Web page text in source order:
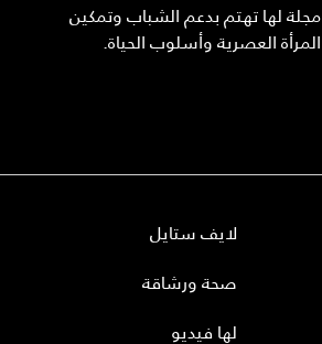
مجلة لها تهتم بدعم الشباب وتمكين
المرأة العصرية وأسلوب الحياة.
لايف ستايل
صحة ورشاقة
لها فيديو